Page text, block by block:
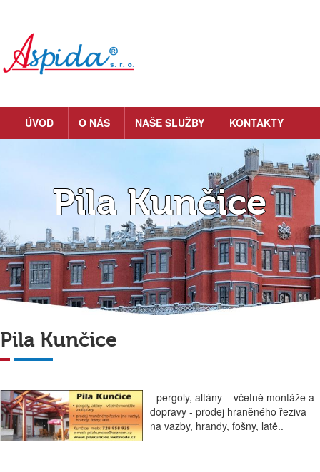
ÚVOD O NÁS NAŠE SLUŽBY KONTAKTY
Pila Kunčice
Pila Kunčice
- pergoly, altány – včetně montáže a
dopravy - prodej hraněného řeziva
na vazby, hrandy, fošny, latě..